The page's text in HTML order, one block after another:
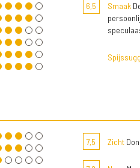
6,5 Smaak
7,5 Zicht